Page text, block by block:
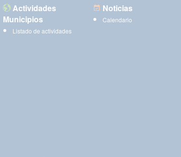
Actividades
Municipios
Listado de actividades
Noticias
Calendario